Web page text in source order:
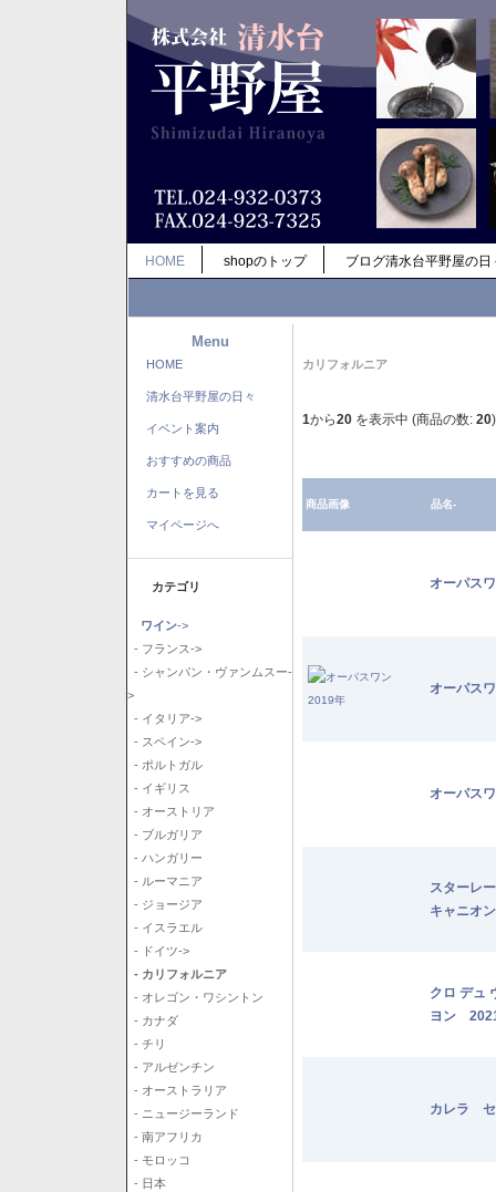
HOME shopのトップ ブログ清水台平野屋の日
Menu
HOME
清水台平野屋の日々
イベント案内
おすすめの商品
カートを見る
マイページへ
カテゴリ
ワイン->
- フランス->
- シャンパン・ヴァンムスー-
>
- イタリア->
- スペイン->
- ポルトガル
- イギリス
- オーストリア
- ブルガリア
- ハンガリー
- ルーマニア
- ジョージア
- イスラエル
- ドイツ->
- カリフォルニア
- オレゴン・ワシントン
- カナダ
- チリ
- アルゼンチン
- オーストラリア
- ニュージーランド
- 南アフリカ
- モロッコ
- 日本
カリフォルニア
1から20 を表示中 (商品の数: 20)
商品画像 品名-
オーパス
オーパス
オーパス
スターレ
キャニオ
クロ デュ
ヨン
カレラ